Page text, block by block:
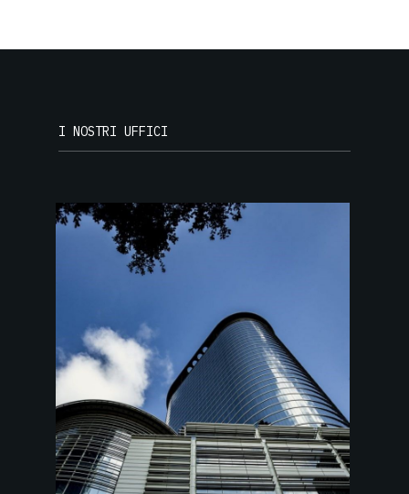
I NOSTRI UFFICI